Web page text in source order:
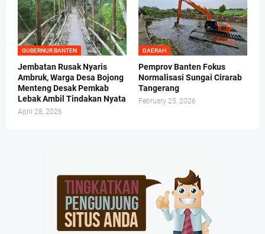
GUBERNUR BANTEN
Jembatan Rusak Nyaris
Ambruk, Warga Desa Bojong
Menteng Desak Pemkab
Lebak Ambil Tindakan Nyata
April 28, 2026
DAERAH
Pemprov Banten Fokus
Normalisasi Sungai Cirarab
Tangerang
February 25, 2026